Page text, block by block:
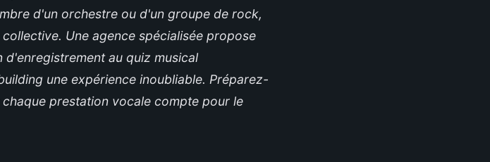
d'un orchestre ou d'un groupe de rock,
Une agence spécialisée propose
d'enregistrement au quiz musical
une expérience inoubliable. Préparez-
prestation vocale compte pour le